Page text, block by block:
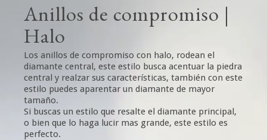
Anillos de compromiso |
Halo
Los anillos de compromiso con halo, rodean el
diamante central, este estilo busca acentuar la piedra
central y realzar sus características, también con este
estilo puedes aparentar un diamante de mayor
tamaño.
Si buscas un estilo que resalte el diamante principal,
o bien que lo haga lucir mas grande, este estilo es
perfecto.